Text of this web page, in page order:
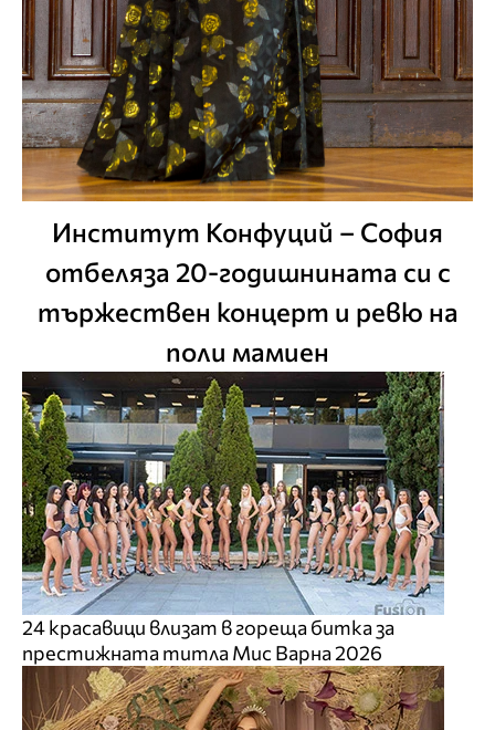
Институт Конфуций – София
отбеляза 20-годишнината си с
тържествен концерт и ревю на
поли мамиен
24 красавици влизат в гореща битка за
престижната титла Мис Варна 2026